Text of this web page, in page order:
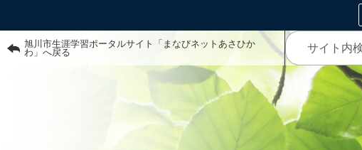
旭川市生涯学習ポータルサイト「まなびネットあさひか
わ」へ戻る